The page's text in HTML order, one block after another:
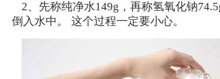
2、先称纯净水149g，再称氢氧化钠
倒入水中。 这个过程一定要小心。